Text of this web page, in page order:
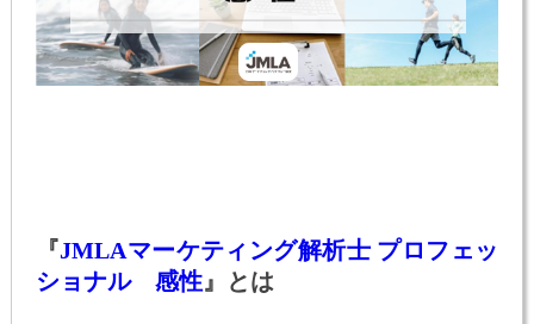
『JMLAマーケティング解析士 プロフェッ
ショナル 感性』とは